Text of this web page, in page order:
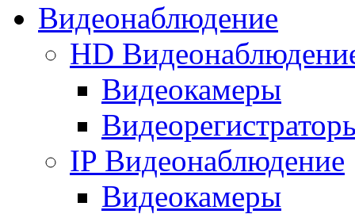
Видеонаблюдение
HD
Видеокамеры
IP Видеонаблюдение
Видеокамеры